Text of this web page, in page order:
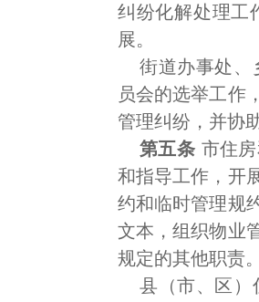
纠纷化解处理工
展。
街道办事处、
员会的选举工作
管理纠纷，并协
第五条 市住
和指导工作，开
约和临时管理规
文本，组织物业
规定的其他职责
县（市、区）